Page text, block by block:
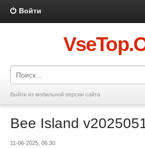
Войти
Выйти из мобильной версии сайта
Bee Island
11-06-2025, 06:30